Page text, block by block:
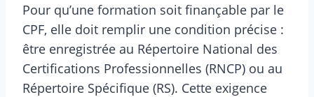
Pour qu’une formation soit finançable par le
CPF, elle doit remplir une condition précise :
être enregistrée au Répertoire National des
Certifications Professionnelles (RNCP) ou au
Répertoire Spécifique (RS). Cette exigence